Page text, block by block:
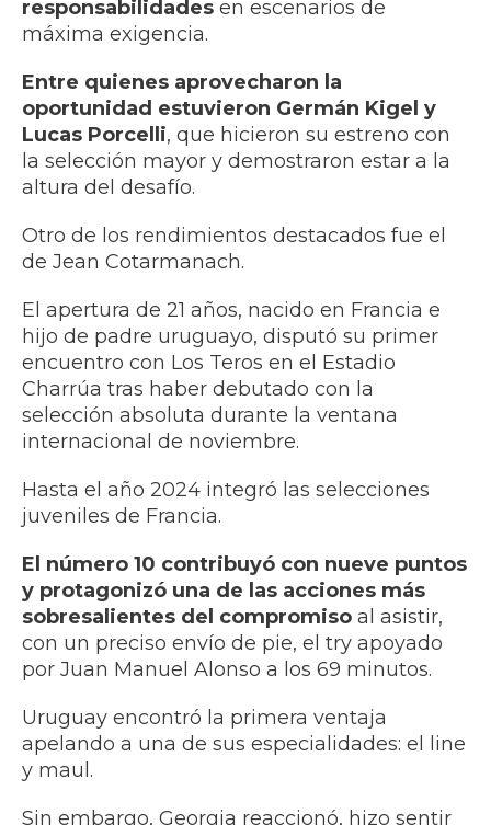
responsabilidades en escenarios de
máxima exigencia.
Entre quienes aprovecharon la
oportunidad estuvieron Germán Kigel y
Lucas Porcelli, que hicieron su estreno con
la selección mayor y demostraron estar a la
altura del desafío.
Otro de los rendimientos destacados fue el
de Jean Cotarmanach.
El apertura de 21 años, nacido en Francia e
hijo de padre uruguayo, disputó su primer
encuentro con Los Teros en el Estadio
Charrúa tras haber debutado con la
selección absoluta durante la ventana
internacional de noviembre.
Hasta el año 2024 integró las selecciones
juveniles de Francia.
El número 10 contribuyó con nueve puntos
y protagonizó una de las acciones más
sobresalientes del compromiso al asistir,
con un preciso envío de pie, el try apoyado
por Juan Manuel Alonso a los 69 minutos.
Uruguay encontró la primera ventaja
apelando a una de sus especialidades: el line
y maul.
Sin embargo, Georgia reaccionó, hizo sentir